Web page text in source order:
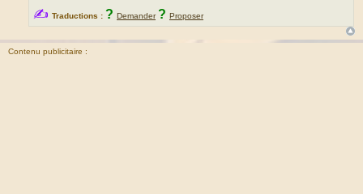
✍ Traductions : ? Demander ? Proposer
Contenu publicitaire :